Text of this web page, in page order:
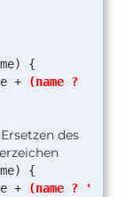
{
+
(name ?
des
{
+
(name ? '